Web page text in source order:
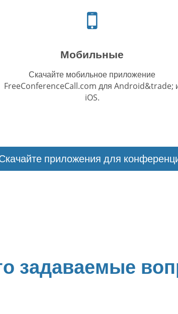
Иконка
телефона
Мобильные
Скачайте мобильное приложение
FreeConferenceCall.com для Android&trade;
iOS.
приложения для
задаваемые